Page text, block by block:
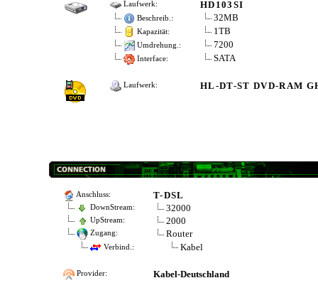
Laufwerk: HD103SI
Beschreib.: 32MB
Kapazität: 1TB
Umdrehung.: 7200
Interface: SATA
Laufwerk: HL-DT-ST DVD-RAM
Anschluss: T-DSL
DownStream: 32000
UpStream: 2000
Zugang: Router
Verbind.: Kabel
Provider: Kabel-Deutschland